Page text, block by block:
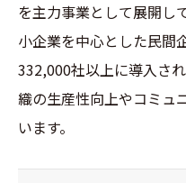
を主力事業として展開し
小企業を中心とした民間
332,000社以上に導入さ
織の生産性向上やコミュ
います。